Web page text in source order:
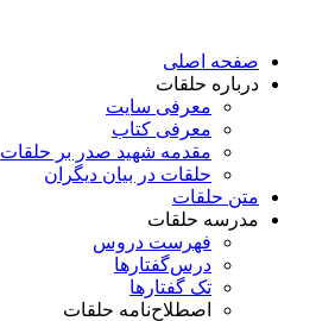
محتوا
صفحه اصلی
درباره حلقات
معرفی سایت
معرفی کتاب
مقدمه شهید صدر بر حلقات
حلقات در بیان دیگران
متن حلقات
مدرسه حلقات
فهرست دروس
درس‌گفتار‌ها
تک گفتارها
اصطلاح‌نامه حلقات